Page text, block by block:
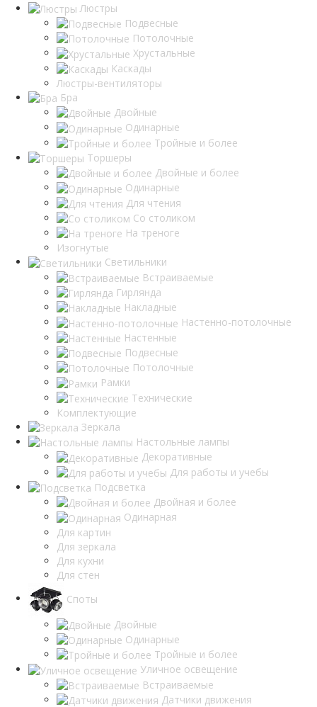
Люстры
Подвесные
Потолочные
Хрустальные
Каскады
Люстры-вентиляторы
Бра
Двойные
Одинарные
Тройные и более
Торшеры
Двойные и более
Одинарные
Для чтения
Со столиком
На треноге
Изогнутые
Светильники
Встраиваемые
Гирлянда
Накладные
Настенно-потолочные
Настенные
Подвесные
Потолочные
Рамки
Технические
Комплектующие
Зеркала
Настольные лампы
Декоративные
Для работы и учебы
Подсветка
Двойная и более
Одинарная
Для картин
Для зеркала
Для кухни
Для стен
Споты
Двойные
Одинарные
Тройные и более
Уличное освещение
Встраиваемые
Датчики движения